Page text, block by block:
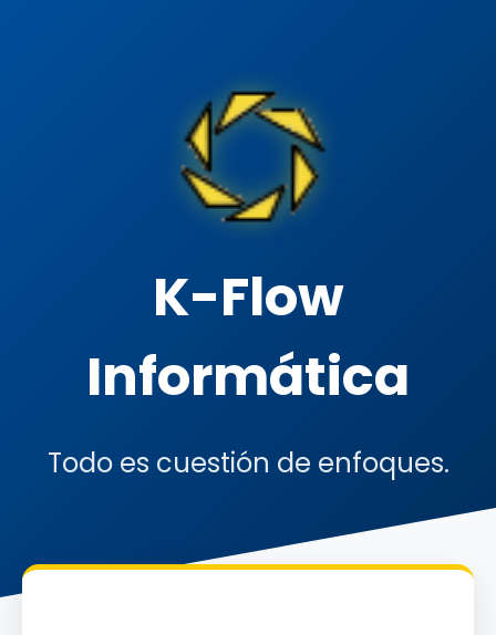
K-Flow
Informática
Todo es cuestión de enfoques.